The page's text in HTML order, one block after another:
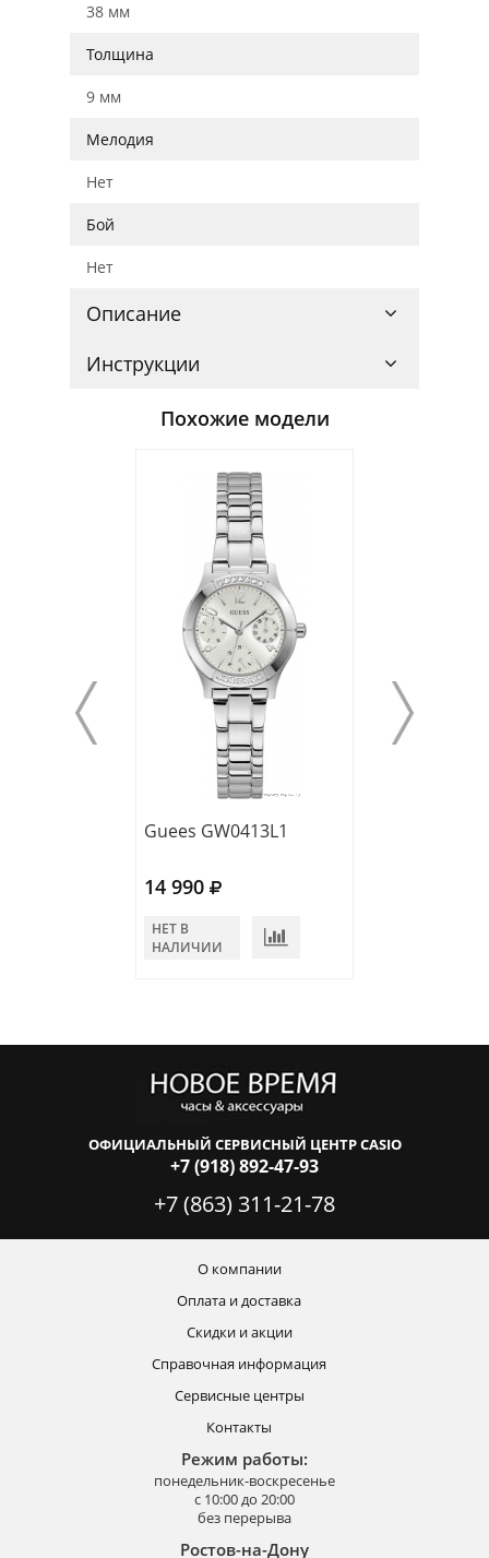
38 мм
Толщина
9 мм
Мелодия
Нет
Бой
Нет
Описание
Инструкции
Похожие модели
Guees GW0413L1
14 990
НЕТ В
НАЛИЧИИ
ОФИЦИАЛЬНЫЙ СЕРВИСНЫЙ ЦЕНТР CASIO
+7 (918) 892-47-93
+7 (863) 311-21-78
О компании
Оплата и доставка
Скидки и акции
Справочная информация
Сервисные центры
Контакты
Режим работы:
понедельник-воскресенье
с 10:00 до 20:00
без перерыва
Ростов-на-Дону